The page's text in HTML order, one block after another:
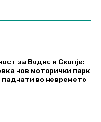
за Водно и Скопје:
нов моторички парк
паднати во невремето